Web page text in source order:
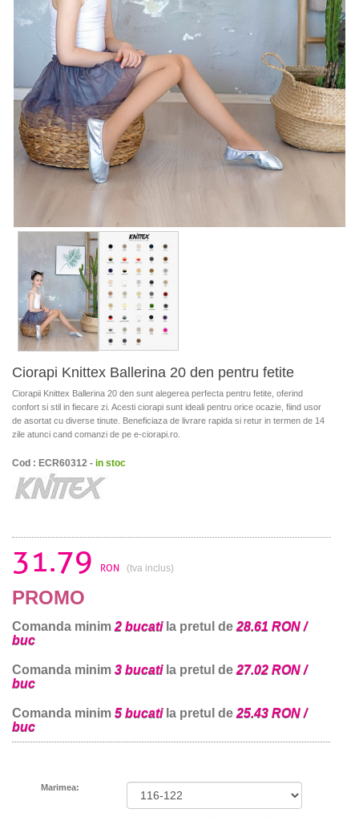
Ciorapi Knittex Ballerina 20 den pentru fetite
Ciorapii Knittex Ballerina 20 den sunt alegerea perfecta pentru fetite, oferind
confort si stil in fiecare zi. Acesti ciorapi sunt ideali pentru orice ocazie, fiind usor
de asortat cu diverse tinute. Beneficiaza de livrare rapida si retur in termen de 14
zile atunci cand comanzi de pe e-ciorapi.ro.
Cod : ECR60312 - in stoc
31.79 RON (tva inclus)
PROMO
Comanda minim 2 bucatila pretul de 28.61 RON /
buc
Comanda minim 3 bucatila pretul de 27.02 RON /
buc
Comanda minim 5 bucatila pretul de 25.43 RON /
buc
Marimea: